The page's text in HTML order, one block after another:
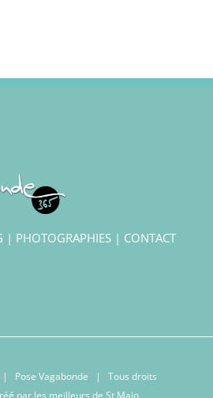
| PHOTOGRAPHIES | CONTACT
Pose Vagabonde | Tous droits
par les meilleurs de St Malo